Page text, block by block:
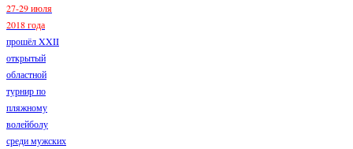
27-29 июля
2018 года
прошёл XXII
открытый
областной
турнир по
пляжному
волейболу
среди мужских